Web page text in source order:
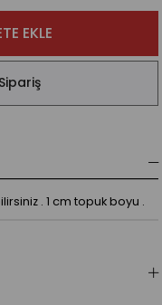
. 1 cm topuk boyu .